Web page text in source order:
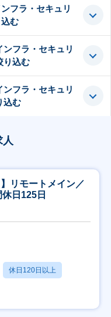
フラ・セキュリ
む
フラ・セキュリ
り込む
フラ・セキュリ
込む
人
リモートメイン／
日125日
休日120日以上